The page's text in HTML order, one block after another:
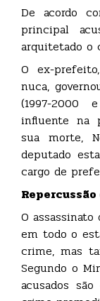
De acordo
principal
arquitetado o
O ex-
nuca,
(1997-2000
influente na
sua morte,
deputado
cargo de
O
em todo o
crime, mas
Segundo o
acusados